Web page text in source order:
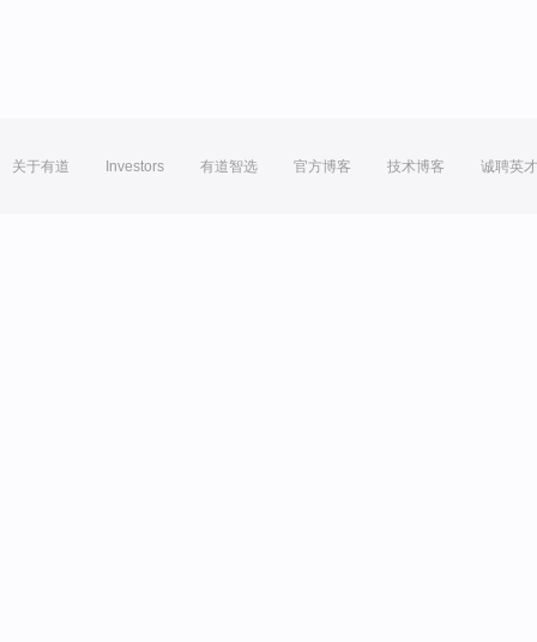
关于有道 Investors 有道智选 官方博客 技术博客 诚聘英才